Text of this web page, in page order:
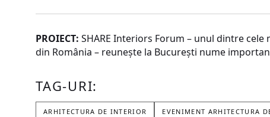
PROIECT: SHARE Interiors Forum – unul dintre
din România – reunește la București nume
TAG-URI:
ARHITECTURA DE INTERIOR EVENIMENT ARHITECTURA